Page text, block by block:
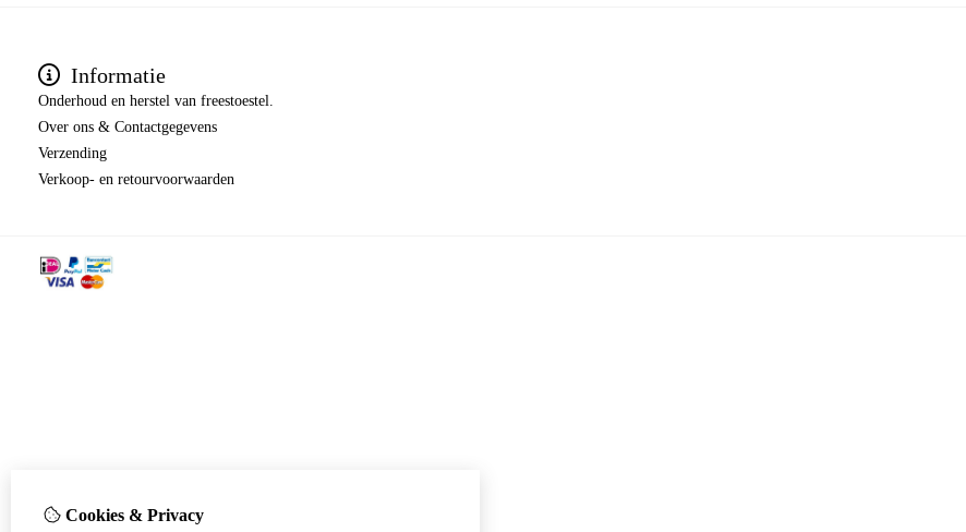
Informatie
Onderhoud en herstel van freestoestel.
Over ons & Contactgegevens
Verzending
​​​​​​​Verkoop- en retourvoorwaarden
Cookies & Privacy